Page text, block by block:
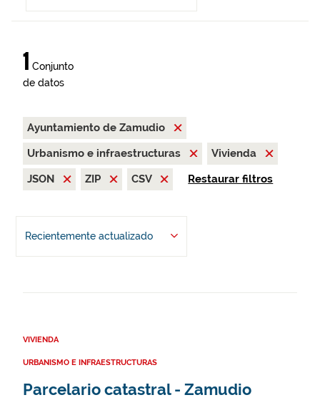
1 Conjunto
de datos
Ayuntamiento de Zamudio
Urbanismo e infraestructuras
Vivienda
JSON
ZIP CSV Restaurar filtros
Recientemente actualizado
VIVIENDA
URBANISMO E INFRAESTRUCTURAS
Parcelario catastral - Zamudio